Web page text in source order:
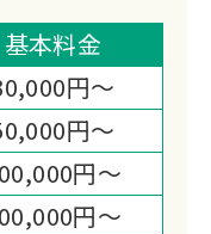
理・空家整
理）を通し
向け、生活困
団体様への寄
より一層、お
り組む姿勢で
基本料金
円～
円～
円～
円～